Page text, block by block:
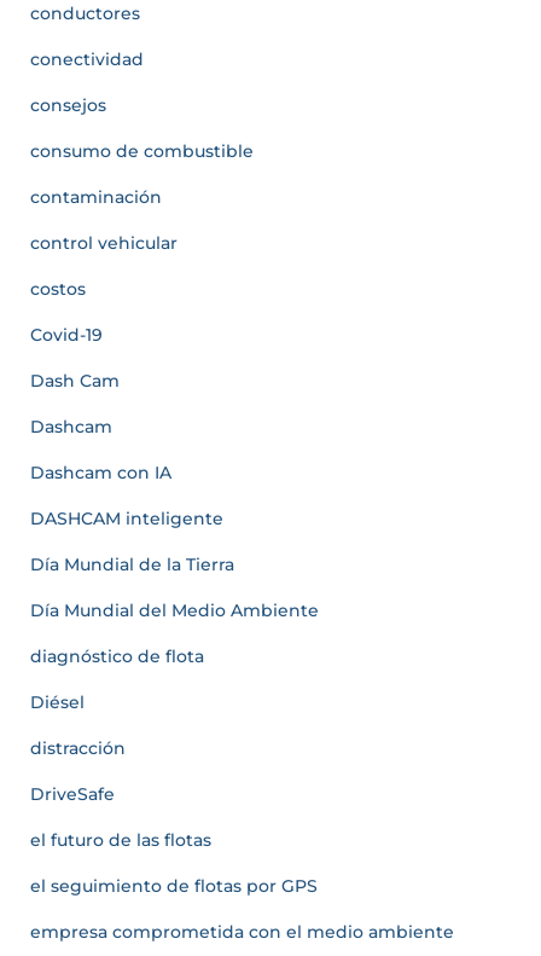
conductores
conectividad
consejos
consumo de combustible
contaminación
control vehicular
costos
Covid-19
Dash Cam
Dashcam
Dashcam con IA
DASHCAM inteligente
Día Mundial de la Tierra
Día Mundial del Medio Ambiente
diagnóstico de flota
Diésel
distracción
DriveSafe
el futuro de las flotas
el seguimiento de flotas por GPS
empresa comprometida con el medio ambiente